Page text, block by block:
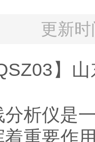
更新
】山
仪是一
重要作